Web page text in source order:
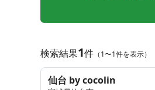
検索結果1件 （1〜1件を表示）
仙台 by cocolin